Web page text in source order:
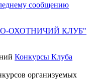
сообщению
ОХОТНИЧИЙ КЛУБ"
Конкурсы Клуба
организуемых